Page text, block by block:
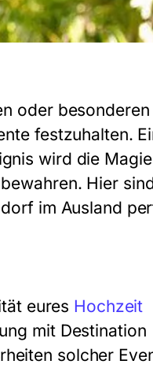
oder besonderen
festzuhalten.
wird die
Hier
im Ausland
eures Hochzeit
mit Destination
solcher